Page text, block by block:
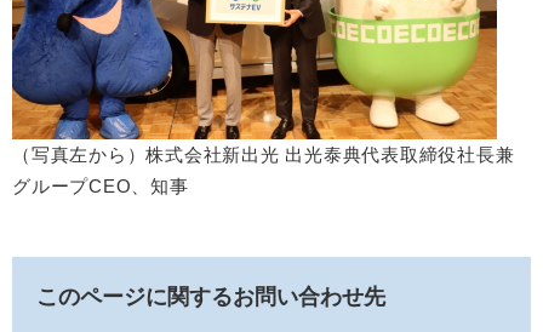
（写真左から）株式会社新出光 出光泰典代表取締役社長兼
グループCEO、知事
このページに関するお問い合わせ先